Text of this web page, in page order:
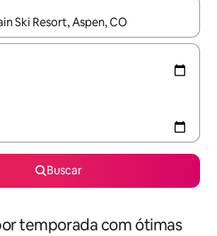
estiverem disponíveis, explore-os
Buscar
temporada com ótimas